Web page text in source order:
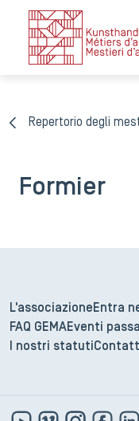
Repertorio degli
Formier
L'associazione Entra
FAQ GEMAEventi
I nostri statuti Contatti